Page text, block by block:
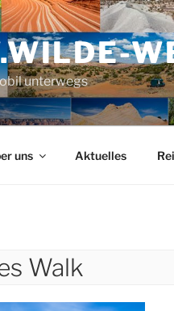
unterwegs
uns Aktuelles
Walk